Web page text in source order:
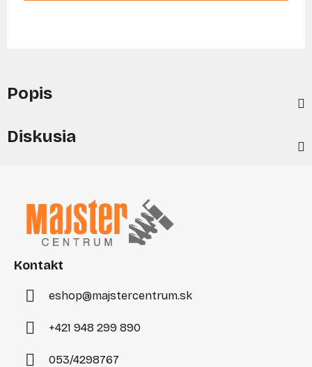
Popis
Diskusia
Kontakt
eshop@majstercentrum.sk
+421 948 299 890
053/4298767